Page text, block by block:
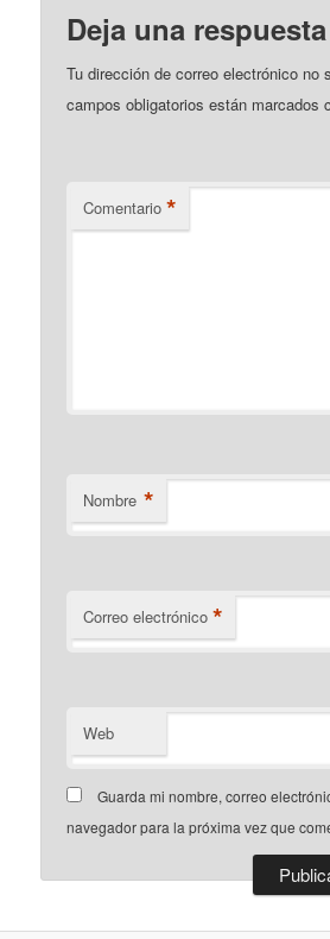
Deja una respuesta
Tu dirección de correo electrónico no
campos obligatorios están marcados
Comentario *
Nombre *
Correo electrónico *
Web
Guarda mi nombre, correo
navegador para la próxima vez que